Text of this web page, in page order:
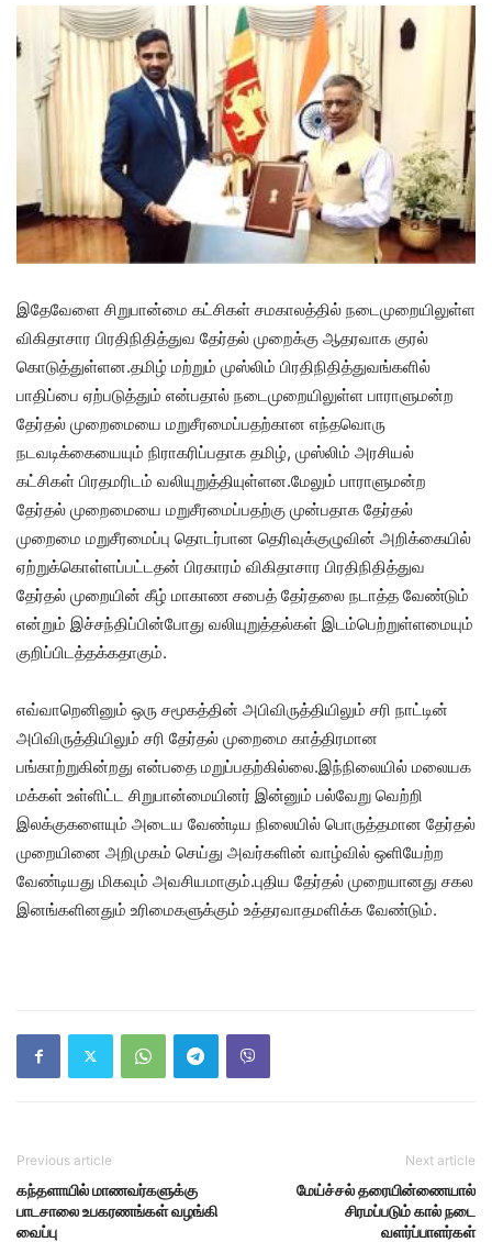
இதேவேளை சிறுபான்மை கட்சிகள் சமகாலத்தில் நடைமுறையிலுள்ள
விகிதாசார பிரதிநிதித்துவ தேர்தல் முறைக்கு ஆதரவாக குரல்
கொடுத்துள்ளன.தமிழ் மற்றும் முஸ்லிம் பிரதிநிதித்துவங்களில்
பாதிப்பை ஏற்படுத்தும் என்பதால் நடைமுறையிலுள்ள பாராளுமன்ற
தேர்தல் முறைமையை மறுசீரமைப்பதற்கான எந்தவொரு
நடவடிக்கையையும் நிராகரிப்பதாக தமிழ், முஸ்லிம் அரசியல்
கட்சிகள் பிரதமரிடம் வலியுறுத்தியுள்ளன.மேலும் பாராளுமன்ற
தேர்தல் முறைமையை மறுசீரமைப்பதற்கு முன்பதாக தேர்தல்
முறைமை மறுசீரமைப்பு தொடர்பான தெரிவுக்குழுவின் அறிக்கையில்
ஏற்றுக்கொள்ளப்பட்டதன் பிரகாரம் விகிதாசார பிரதிநிதித்துவ
தேர்தல் முறையின் கீழ் மாகாண சபைத் தேர்தலை நடாத்த வேண்டும்
என்றும் இச்சந்திப்பின்போது வலியுறுத்தல்கள் இடம்பெற்றுள்ளமையும்
குறிப்பிடத்தக்கதாகும்.
எவ்வாறெனினும் ஒரு சமூகத்தின் அபிவிருத்தியிலும் சரி நாட்டின்
அபிவிருத்தியிலும் சரி தேர்தல் முறைமை காத்திரமான
பங்காற்றுகின்றது என்பதை மறுப்பதற்கில்லை.இந்நிலையில் மலையக
மக்கள் உள்ளிட்ட சிறுபான்மையினர் இன்னும் பல்வேறு வெற்றி
இலக்குகளையும் அடைய வேண்டிய நிலையில் பொருத்தமான தேர்தல்
முறையினை அறிமுகம் செய்து அவர்களின் வாழ்வில் ஒளியேற்ற
வேண்டியது மிகவும் அவசியமாகும்.புதிய தேர்தல் முறையானது சகல
இனங்களினதும் உரிமைகளுக்கும் உத்தரவாதமளிக்க வேண்டும்.
Previous article
கந்தளாயில் மாணவர்களுக்கு
பாடசாலை உபகரணங்கள் வழங்கி
வைப்பு
Next article
மேய்ச்சல் தரையின்ணையால்
சிரமப்படும் கால் நடை
வளர்ப்பாளர்கள்